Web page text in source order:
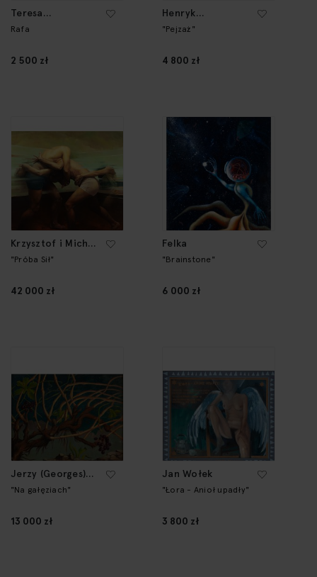
Teresa
Kazimierczak
Rafa
2 500 zł
Henryk
Kozakiewicz
"Pejzaż"
4 800 zł
Krzysztof i Michał
Powałka
"Próba Sił"
42 000 zł
Felka
"Brainstone"
6 000 zł
Jerzy (Georges)
Spiro
"Na gałęziach"
13 000 zł
Jan Wołek
"Łora - Anioł upadły"
3 800 zł